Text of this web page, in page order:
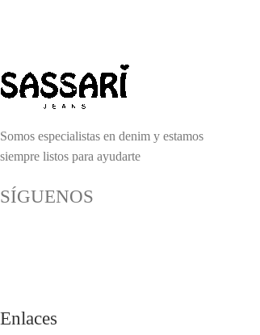
Somos especialistas en denim y estamos
siempre listos para ayudarte
SÍGUENOS
Enlaces